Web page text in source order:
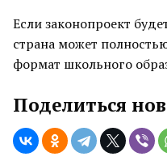
Если законопроект
страна может
формат школьного
Поделиться